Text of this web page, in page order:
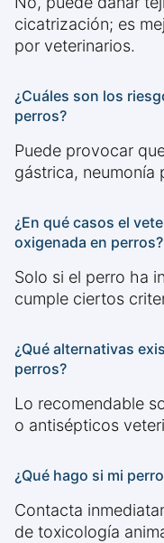
cicatrización; es
por veterinarios.
¿Cuáles son los
perros?
Puede provocar
gástrica, neumonía
¿En qué casos el
oxigenada en perros?
Solo si el perro ha
cumple ciertos
¿Qué alternativas
perros?
Lo recomendable
o antisépticos
¿Qué hago si mi
Contacta
de toxicología